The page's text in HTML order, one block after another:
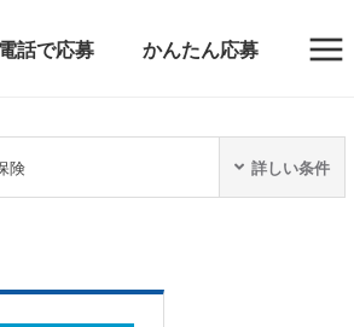
話で応募 かんたん応募
険 詳しい条件